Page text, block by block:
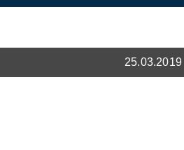
25.03.2019